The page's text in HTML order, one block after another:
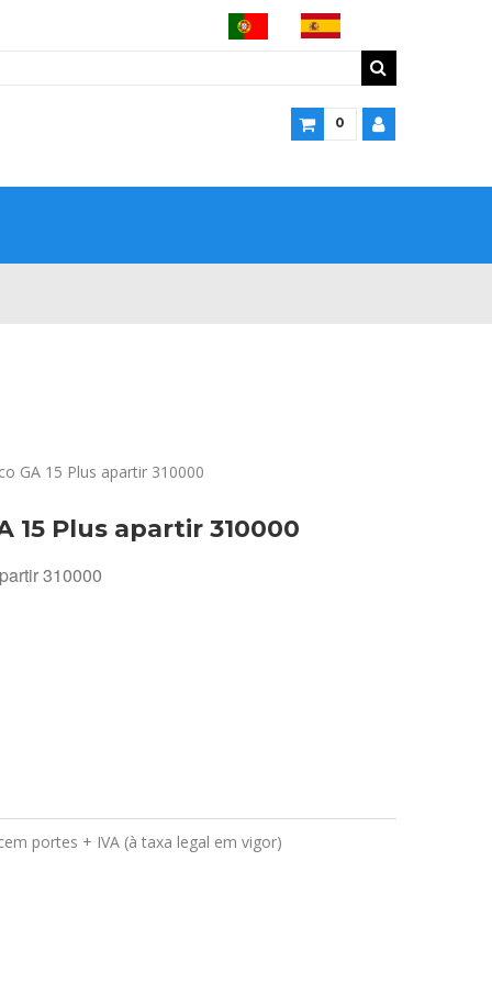
0
GA 15 Plus apartir 310000
15 Plus apartir 310000
310000
portes + IVA (à taxa legal em vigor)